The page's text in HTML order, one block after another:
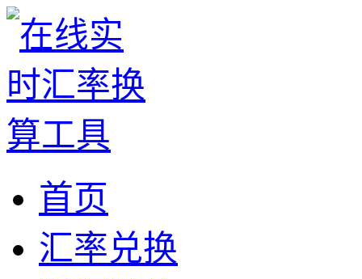
首页
汇率兑换